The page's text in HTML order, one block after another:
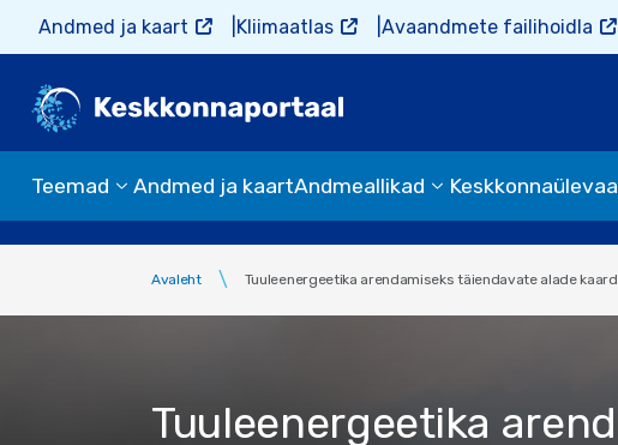
Liigu edasi põhisisu juurde
Andmed ja kaart Kliimaatlas Avaandmete failihoidla
Teemad Andmed ja kaartAndmeallikad
Avaleht Tuuleenergeetika arendamiseks täiendavate alade
Tuuleenergeetika